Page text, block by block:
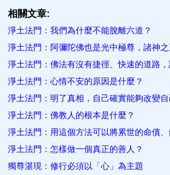
相關文章:
淨土法門：我們為什麼不能脫離六道？
淨土法門：阿彌陀佛也是光中極尊，諸神
淨土法門：佛法有沒有捷徑、快速的道路
淨土法門：心情不安的原因是什麼？
淨土法門：明了真相，自己確實能夠改變
淨土法門：佛教人的根本是什麼？
淨土法門：用這個方法可以將累世的命債
淨土法門：怎樣做一個真正的善人？
獨尊湛現：修行必須以「心」為主題